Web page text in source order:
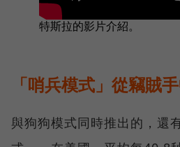
「哨兵模式」從竊賊
與狗狗模式同時推出的，還